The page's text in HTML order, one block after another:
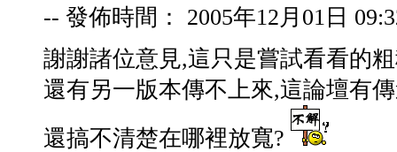
-- 發佈時間： 2005年12月01日
謝謝諸位意見,這只是嘗試看看的
還有另一版本傳不上來,這論壇有
還搞不清楚在哪裡放寬?